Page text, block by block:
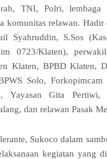
TNI, Polri, lembaga
komunitas relawan.
Syahruddin, S.Sos
0723/Klaten),
Klaten, BPBD Klaten,
Solo, Forkopimcam
Yayasan Gita
dan relawan Pasak
Sukoco dalam
kegiatan yang